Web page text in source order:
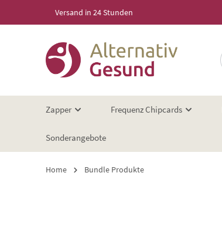
Zur Hauptnavigation springen
Versand in 24 Stunden
Zapper Frequenz Chipcards
Sonderangebote
Home Bundle Produkte